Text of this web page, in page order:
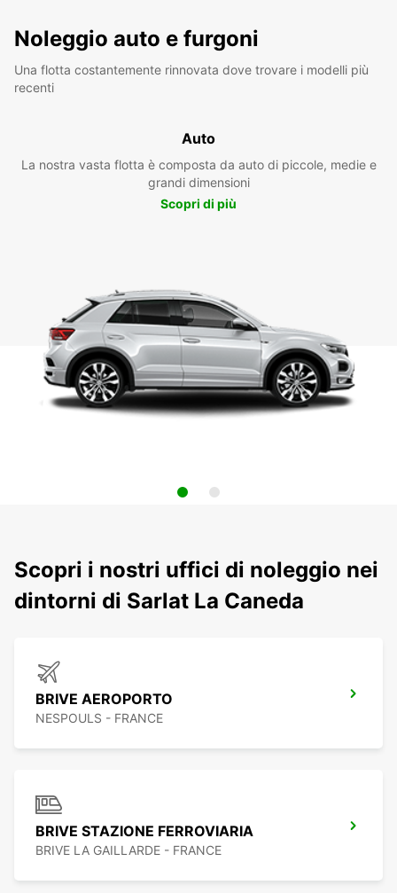
Noleggio auto e furgoni
Una flotta costantemente rinnovata dove trovare i modelli più
recenti
Auto
La nostra vasta flotta è composta da auto di piccole, medie e
grandi dimensioni
Scopri di più
Scopri i nostri uffici di noleggio nei
dintorni di Sarlat La Caneda
BRIVE AEROPORTO
NESPOULS - FRANCE
BRIVE STAZIONE FERROVIARIA
BRIVE LA GAILLARDE - FRANCE